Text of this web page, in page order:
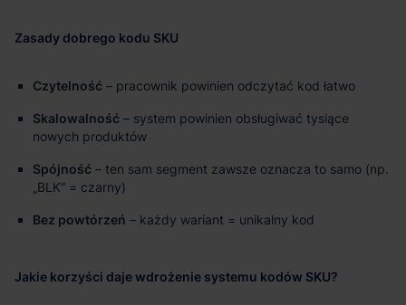
Zasady dobrego kodu SKU
Czytelność – pracownik powinien odczytać kod łatwo
Skalowalność – system powinien obsługiwać tysiące
nowych produktów
Spójność – ten sam segment zawsze oznacza to samo (np.
„BLK” = czarny)
Bez powtórzeń – każdy wariant = unikalny kod
Jakie korzyści daje wdrożenie systemu kodów SKU?